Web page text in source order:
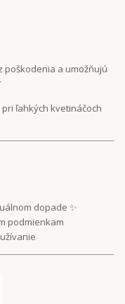
poškodenia a umožňujú
ľahkých kvetináčoch
dopade ✨
podmienkam